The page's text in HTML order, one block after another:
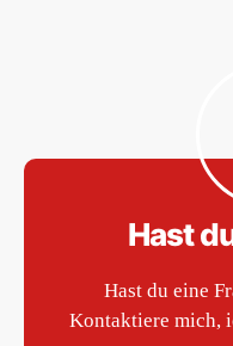
Hast
Hast du eine
Kontaktiere mich,